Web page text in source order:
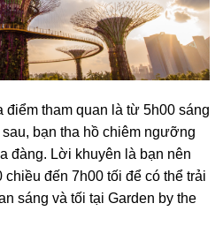
tham quan là từ 5h00 sáng
bạn tha hồ chiêm ngưỡng
đàng. Lời khuyên là bạn nên
đến 7h00 tối để có thể trải
sáng và tối tại Garden by the